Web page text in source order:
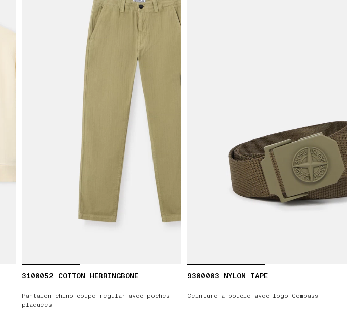
3100052 COTTON HERRINGBONE
Pantalon chino coupe regular avec poches
plaquées
9300003 NYLON TAPE
Ceinture à boucle avec logo Compass